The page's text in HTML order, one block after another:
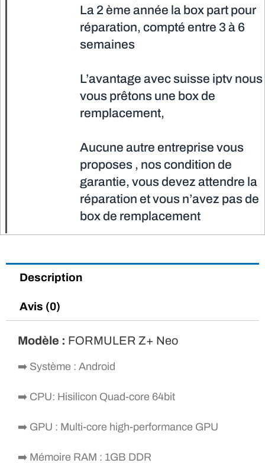
La 2 ème année la box part pour
réparation, compté entre 3 à 6
semaines
L’avantage avec suisse iptv nous
vous prêtons une box de
remplacement,
Aucune autre entreprise vous
proposes , nos condition de
garantie, vous devez attendre la
réparation et vous n’avez pas de
box de remplacement
Description
Avis (0)
Modèle : FORMULER Z+ Neo
➡️ Système : Android
➡️ CPU: Hisilicon Quad-core 64bit
➡️ GPU : Multi-core high-performance GPU
➡️ Mémoire RAM : 1GB DDR